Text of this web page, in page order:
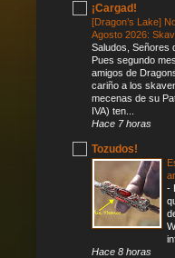
¡Cargad!
[Dragon’s Lake]
Agosto 2026:
Saludos, Señores
Pues segundo
amigos de
cariño a los
mecenas de su
IVA) ten...
Hace 7 horas
Tozudos!
-
Hace 8 horas